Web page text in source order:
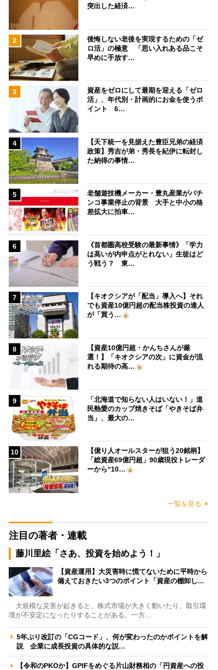
突出した経済…
2
後悔しない老後を実現するための「ゼ
ロ活」の極意 「思い入れある品こそ
早めに手放す…
3
資産をゼロにして最期を迎える「ゼロ
活」、年代別・計画的にお金を使うポ
イント 6…
4
【天下統一を見据えた豊臣兄弟の経済
政策】秀吉が弟・秀長を紀伊に転封し
た納得の事情…
5
老舗遊技機メーカー・豊丸産業がパチ
ンコ事業停止の背景 大手と中小の格
差拡大に拍車…
6
《首都圏高校受験の最新事情》「学力
は高いが内申点がとれない」生徒はど
う戦う？ 東…
7
【キオクシアが「配当」導入へ】それ
でも資産10億円超の配当株投資の達人
が「買う…
8
【資産10億円超・かんちさんが厳
選！】「キオクシアの次」に資金が流
れる期待の高…
9
「北海道で知らない人はいない！」道
民熱愛のカップ焼きそば「やきそば弁
当」、最大の…
10
【億り人オールスターが狙う20銘柄】
「総資産69億円超」90歳現役トレーダ
ーから“10…
一覧を見る
注目の著者・連載
藤川里絵「さあ、投資を始めよう！」
【資産運用】大災害時に慌てないために平時から
備えておきたい3つのポイント「資産の棚卸し…
大規模な災害が起きると、株式市場が大きく動いたり、取引環
境が不安定になったりすることがある。一方…
5年ぶり改訂の「CGコード」、何が変わったのかポイントを解
説 企業に成長投資の具体的な説…
【令和のPKOか】GPIFをめぐる片山財務相の「円資産への投